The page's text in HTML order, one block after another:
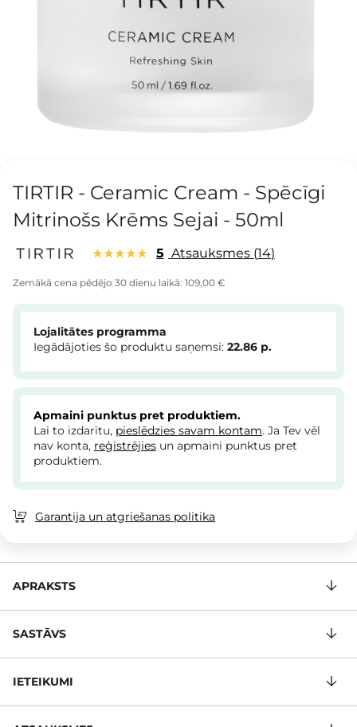
TIRTIR - Ceramic Cream - Spēcīgi
Mitrinošs Krēms Sejai - 50ml
5 Atsauksmes 14
Zemākā cena pēdējo 30 dienu laikā: 109,00 €
Lojalitātes programma
Iegādājoties šo produktu saņemsi: 22.86 p.
Apmaini punktus pret produktiem.
Lai to izdarītu, pieslēdzies savam kontam. Ja Tev vēl
nav konta, reģistrējies un apmaini punktus pret
produktiem.
Garantija un atgriešanas politika
APRAKSTS
SASTĀVS
IETEIKUMI